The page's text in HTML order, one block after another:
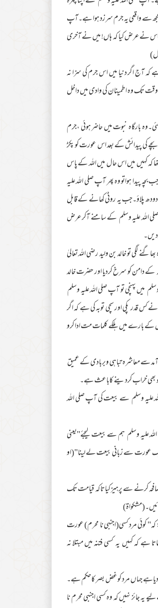
سے واقعی یہ جرم سرزد ہوا ہے۔آپ
نے عرض کیا کہ ہاں! میں نے آخری
آج اگر دنیا میں اس جرم کی سزا نہ
وقت تک وہ اطمینان کی وادی میں داخل
بارگاہ نبوت میں حاضر ہوئی ،جرم
بچے کی پیدائش کے بعد اس عورت کو پکڑ
کہ کہیں میں اس حال میں اللہ کے پاس
پیدا ہواتو وہ پھر آپ صلی اللہ علیہ
پلاؤ۔جب یہ روٹی کھانے کے قابل
اللہ علیہ وسلم کے سامنے آکر عرض
لگی تو خالد بن ولید رضی اللہ تعالیٰ
دامن کو سرخ کردیا اور حضرت خالد
میں پہنچی تو آپ صلی اللہ علیہ وسلم
قدر پکی اور سچی توبہ کی ہے کہ اگر
کے بارے میں ہلکے کلمات مت ادا کرو
سے معاشرہ تباہی وبربادی کے عمیق
بھی خراب کردینے کاباعث ہے۔
علیہ وسلم سے بیعت کی آپ صلی اللہ
علیہ وسلم ہم سے بیعت لیجئے"یعنی
ایک عورت سے زبانی بیعت لے لینا"(او
کرنے سے پرہیز کیاتاکہ قیامت تک
کوئی مرد کسی(اجنبی نا محرم) عورت
ہے کہ کہیں یہ کسی فتنہ میں مبتلا نہ
جہاں مرد کوغض بصر کاحکم ہے۔
جائز نہیں کہ وہ کسی اجنبی محرم نا